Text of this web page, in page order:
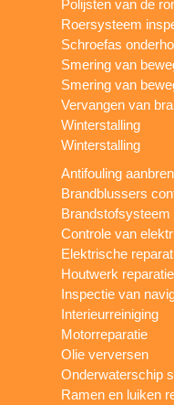
Polijsten van de
Roersysteem
Schroefas
Smering van
Smering van
Vervangen van
Winterstalling
Winterstalling
Antifouling
Brandblussers
Brandstofsysteem
Controle van
Elektrische
Houtwerk reparatie
Inspectie van
Interieurreiniging
Motorreparatie
Olie verversen
Onderwaterschip
Ramen en luiken